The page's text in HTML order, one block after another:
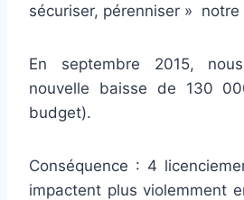
sécuriser, pérenniser » notre
En septembre 2015,
nouvelle baisse de 130
budget).
Conséquence : 4
impactent plus violemment